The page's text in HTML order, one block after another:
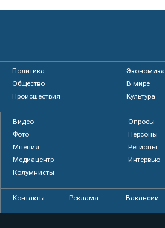
Политика
Экономика
Общество
В мире
Происшествия
Культура
Видео
Опросы
Фото
Персоны
Мнения
Регионы
Медиацентр
Интервью
Колумнисты
Контакты Реклама Вакансии